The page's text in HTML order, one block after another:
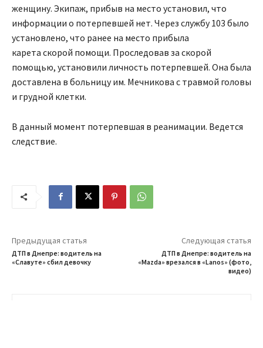
женщину. Экипаж, прибыв на место установил, что
информации о потерпевшей нет. Через службу 103 было
установлено, что ранее на место прибыла
карета скорой помощи. Проследовав за скорой
помощью, установили личность потерпевшей. Она была
доставлена в больницу им. Мечникова с травмой головы
и грудной клетки.
В данный момент потерпевшая в реанимации. Ведется
следствие.
Предыдущая статья
ДТП в Днепре: водитель на
«Славуте» сбил девочку
Следующая статья
ДТП в Днепре: водитель на
«Mazda» врезался в «Lanos» (фото,
видео)